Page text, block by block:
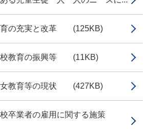
の充実と改革 (125KB)
教育の振興等 (11KB)
教育等の現状 (427KB)
卒業者の雇用に関する施策